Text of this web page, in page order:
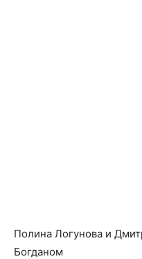
Полина Логунова и
Богданом